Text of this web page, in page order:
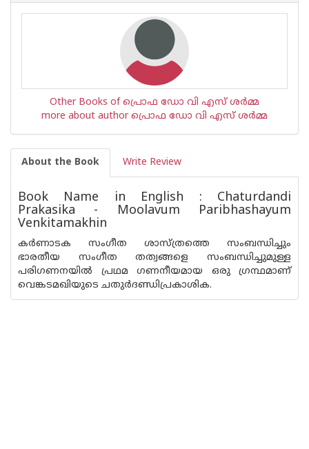
Other Books of പ്രൊഫ ഡോ വി എസ് ശര്‍മ്മ
more about author പ്രൊഫ ഡോ വി എസ് ശര്‍മ്മ
About the Book Write Review
Book Name in English : Chaturdandi
Prakasika - Moolavum Paribhashayum
Venkitamakhin
കര്‍ണാടക സംഗീത ശാസ്ത്രത്തെ സംബന്ധിച്ചും
ഭാരതീയ സംഗീത തത്വങ്ങളെ സംബന്ധിച്ചുമുള്ള
പരിഗണനയില്‍ പ്രഥമ ഗണനീയമായ ഒരു ഗ്രന്ഥമാണ്
വെങ്കടമഖിയുടെ ചതുര്‍ദണ്ഡിപ്രകാശിക.